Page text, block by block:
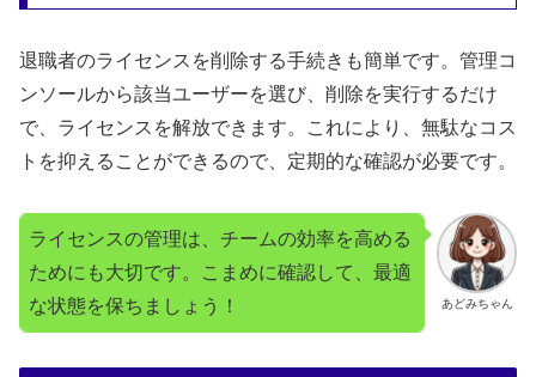
退職者のライセンスを削除する手続きも簡単です。管理コ
ンソールから該当ユーザーを選び、削除を実行するだけ
で、ライセンスを解放できます。これにより、無駄なコス
トを抑えることができるので、定期的な確認が必要です。
あどみちゃん
ライセンスの管理は、チームの効率を高める
ためにも大切です。こまめに確認して、最適
な状態を保ちましょう！